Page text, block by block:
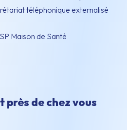
téléphonique externalisé
Maison de Santé
de chez vous